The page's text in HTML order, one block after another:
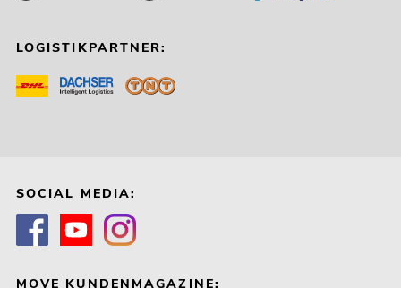
LOGISTIKPARTNER:
SOCIAL MEDIA:
MOVE KUNDENMAGAZINE: